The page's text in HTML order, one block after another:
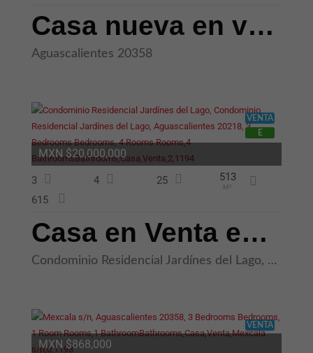
Casa nueva en venta al sur de San Francisco de los Romos Aguascaliente
Aguascalientes 20358
VENTA
E
Casa en Venta en Zona Poniente Jardines del Lago, Aguascalientes
Condominio Residencial Jardínes del Lago, Condominio Residencial Jardínes del Lago, Aguascalientes 20218
3 4 25 513
M²
615
MXN $20,000,000
VENTA
MXN $868,000